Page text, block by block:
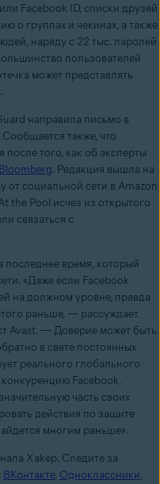
Facebook ID, списки друзей
о группах и чекинах, а также
наряду с 22 тыс. паролей
пользователей
может представлять
направила письмо в
также, что
того, как об эксперты
Bloomberg. Редакция вышла на
от социальной сети в Amazon
the Pool исчез из открытого
связаться с
время, который
«Даже если Facebook
на должном уровне, правда
раньше, — рассуждает
Avast. — Доверие может быть
в свете постоянных
реального глобального
Facebook,
часть своих
действия по защите
многим раньше».
Xakep. Следите за
ВКонтакте, Одноклассники,